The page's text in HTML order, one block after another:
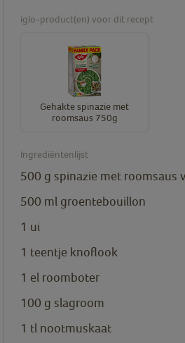
iglo-product(en) voor dit recept
Gehakte spinazie met
roomsaus 750g
Ingrediëntenlijst
500 g spinazie met roomsaus
500 ml groentebouillon
1 ui
1 teentje knoflook
1 el roomboter
100 g slagroom
1 tl nootmuskaat